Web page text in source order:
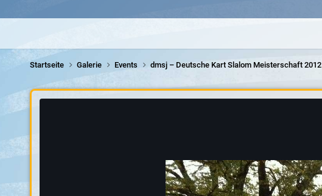
Startseite Galerie Events dmsj – Deutsche Kart Slalom Meisterschaft 2012